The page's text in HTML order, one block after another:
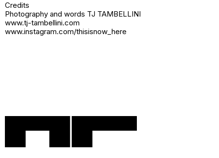
Credits
Photography and words TJ TAMBELLINI
www.tj-tambellini.com
www.instagram.com/thisisnow_here